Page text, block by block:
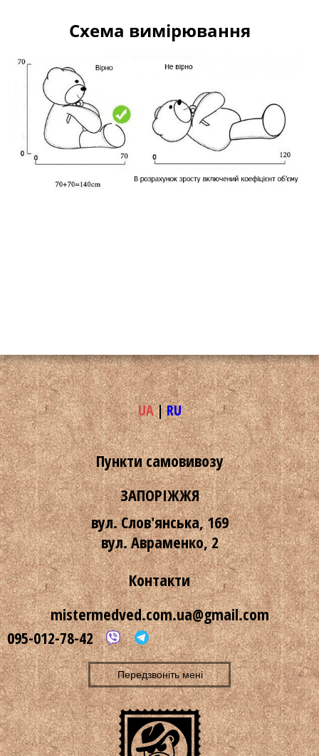
Схема вимірювання
UA|RU
Пункти самовивозу
ЗАПОРІЖЖЯ
вул. Слов'янська, 169
вул. Авраменко, 2
Контакти
mistermedved.com.ua@gmail.com
095-012-78-42
Передзвоніть мені